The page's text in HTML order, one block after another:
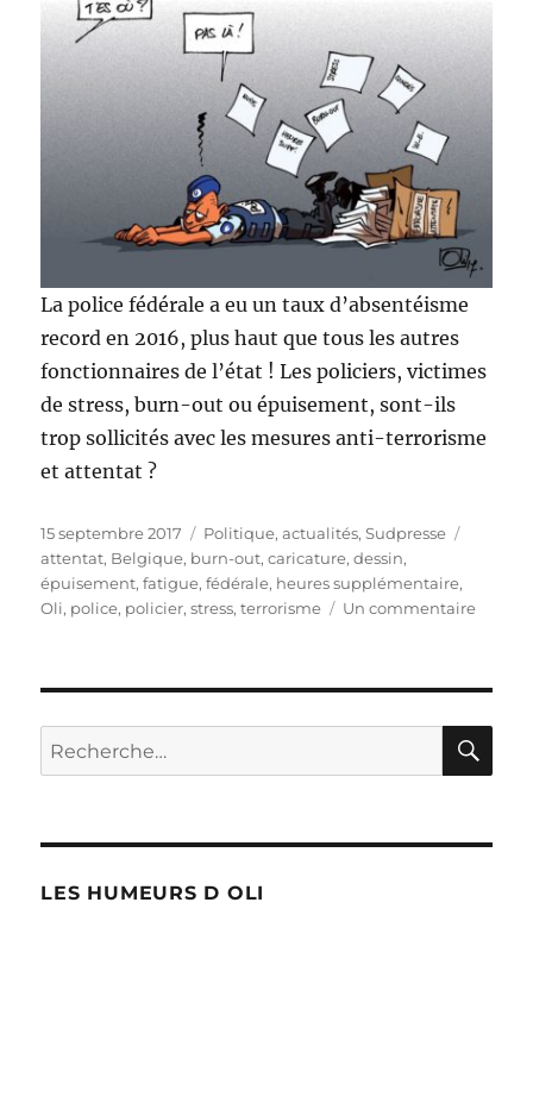
La police fédérale a eu un taux d’absentéisme
record en 2016, plus haut que tous les autres
fonctionnaires de l’état ! Les policiers, victimes
de stress, burn-out ou épuisement, sont-ils
trop sollicités avec les mesures anti-terrorisme
et attentat ?
Publié
le
15 septembre 2017 Catégories
Politique, actualités,Sudpresse
attentat, Belgique, burn-out,caricature,dessin,
épuisement,fatigue,fédérale, heures supplémentaire,
Oli, police, policier,stress,terrorisme Un commentairesur
?
Recherche
pour :
LES HUMEURS D OLI